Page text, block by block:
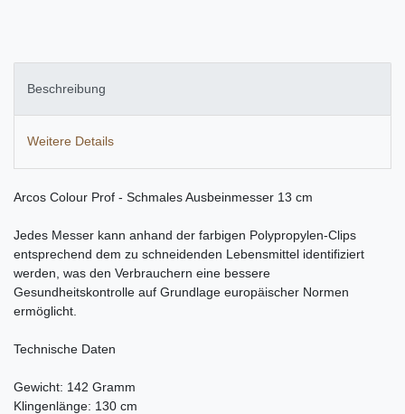
Beschreibung
Weitere Details
Arcos Colour Prof - Schmales Ausbeinmesser 13 cm
Jedes Messer kann anhand der farbigen Polypropylen-Clips
entsprechend dem zu schneidenden Lebensmittel identifiziert
werden, was den Verbrauchern eine bessere
Gesundheitskontrolle auf Grundlage europäischer Normen
ermöglicht.
Technische Daten
Gewicht: 142 Gramm
Klingenlänge: 130 cm